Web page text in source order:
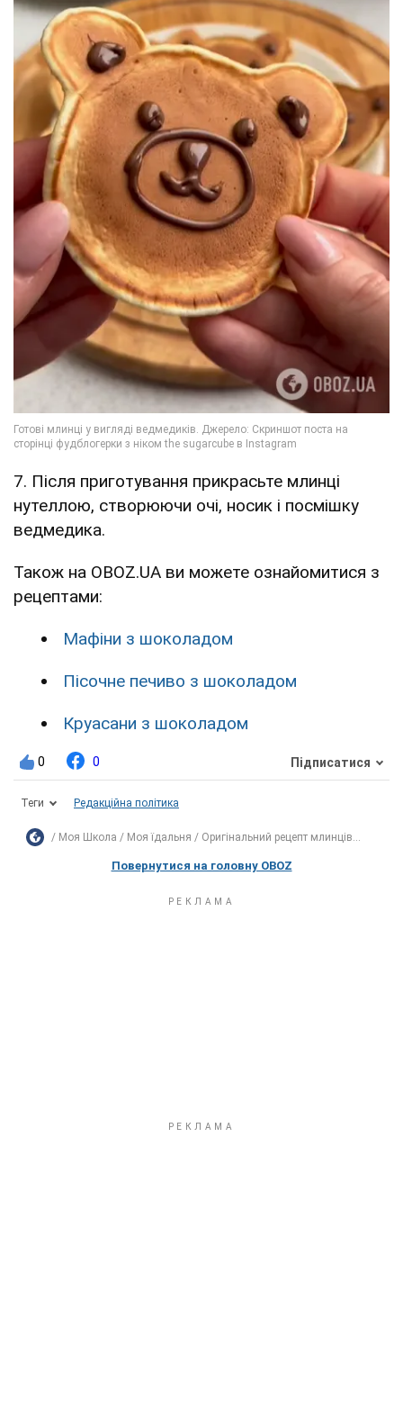
7. Після приготування прикрасьте млинці
нутеллою, створюючи очі, носик і посмішку
ведмедика.
Також на OBOZ.UA ви можете ознайомитися з
рецептами:
Мафіни з шоколадом
Пісочне печиво з шоколадом
Круасани з шоколадом
0 0 Підписатися
Теги Редакційна політика
Моя Школа Моя їдальня Оригінальний рецепт млинців...
Повернутися на головну OBOZ